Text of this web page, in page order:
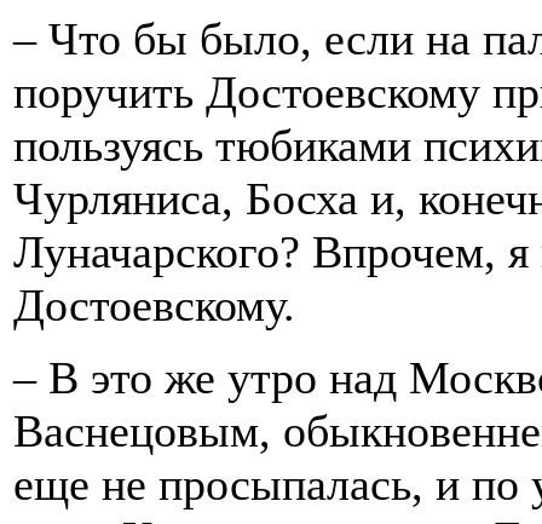
– Что бы было, если на
поручить Достоевскому
пользуясь тюбиками
Чурляниса, Босха и,
Луначарского? Впрочем,
Достоевскому.
– В это же утро над
Васнецовым,
еще не просыпалась, и по